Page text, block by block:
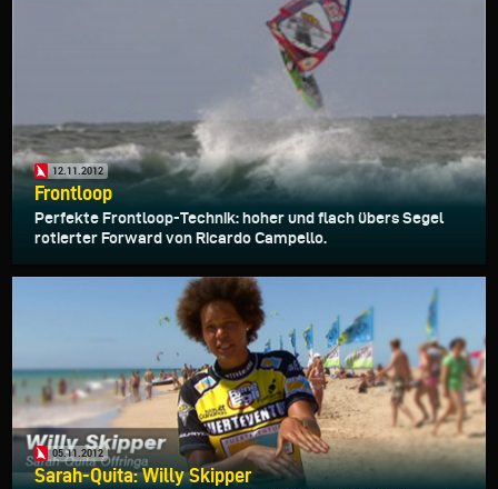
12.11.2012
Frontloop
Perfekte Frontloop-Technik: hoher und flach übers Segel
rotierter Forward von Ricardo Campello.
05.11.2012
Sarah-Quita: Willy Skipper